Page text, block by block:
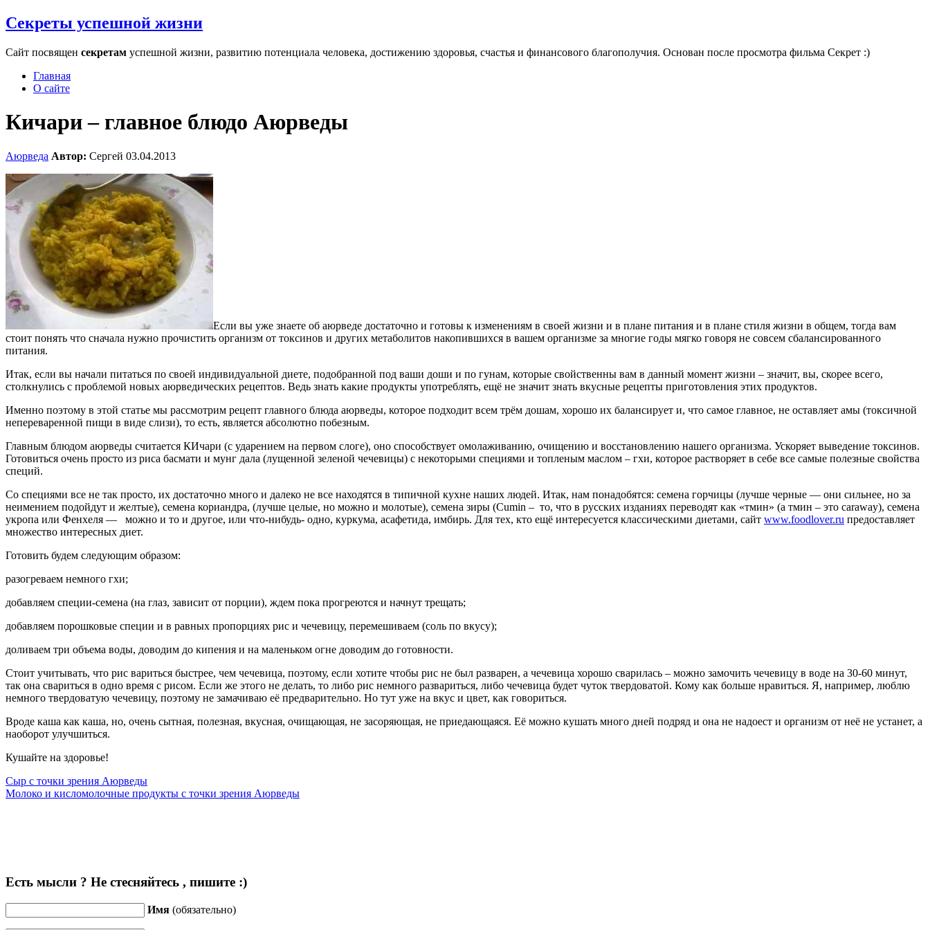
Секреты успешной жизни
Сайт посвящен секретам успешной жизни, развитию потенциала человека, достижению здоровья, счастья и финансового благополучия. Основан после просмотра фильма Секрет :)
Главная
О сайте
Кичари – главное блюдо Аюрведы
Аюрведа Автор: Сергей 03.04.2013
Если вы уже знаете об аюрведе достаточно и готовы к изменениям в своей жизни и в плане питания и в плане стиля жизни в общем, тогда вам
стоит понять что сначала нужно прочистить организм от токсинов и других метаболитов накопившихся в вашем организме за многие годы мягко говоря не совсем сбалансированного
питания.
Итак, если вы начали питаться по своей индивидуальной диете, подобранной под ваши доши и по гунам, которые свойственны вам в данный момент жизни – значит, вы, скорее всего,
столкнулись с проблемой новых аюрведических рецептов. Ведь знать какие продукты употреблять, ещё не значит знать вкусные рецепты приготовления этих продуктов.
Именно поэтому в этой статье мы рассмотрим рецепт главного блюда аюрведы, которое подходит всем трём дошам, хорошо их балансирует и, что самое главное, не оставляет амы (токсичной
непереваренной пищи в виде слизи), то есть, является абсолютно побезным.
Главным блюдом аюрведы считается КИчари (с ударением на первом слоге), оно способствует омолаживанию, очищению и восстановлению нашего организма. Ускоряет выведение токсинов.
Готовиться очень просто из риса басмати и мунг дала (лущенной зеленой чечевицы) с некоторыми специями и топленым маслом – гхи, которое растворяет в себе все самые полезные свойства
специй.
Со специями все не так просто, их достаточно много и далеко не все находятся в типичной кухне наших людей. Итак, нам понадобятся: семена горчицы (лучше черные — они сильнее, но за
неимением подойдут и желтые), семена кориандра, (лучше целые, но можно и молотые), семена зиры (Cumin – то, что в русских изданиях переводят как «тмин» (а тмин – это caraway), семена
укропа или Фенхеля — можно и то и другое, или что-нибудь- одно, куркума, асафетида, имбирь. Для тех, кто ещё интересуется классическими диетами, сайт www.foodlover.ru предоставляет
множество интересных диет.
Готовить будем следующим образом:
разогреваем немного гхи;
добавляем специи-семена (на глаз, зависит от порции), ждем пока прогреются и начнут трещать;
добавляем порошковые специи и в равных пропорциях рис и чечевицу, перемешиваем (соль по вкусу);
доливаем три объема воды, доводим до кипения и на маленьком огне доводим до готовности.
Стоит учитывать, что рис вариться быстрее, чем чечевица, поэтому, если хотите чтобы рис не был разварен, а чечевица хорошо сварилась – можно замочить чечевицу в воде на 30-60 минут,
так она свариться в одно время с рисом. Если же этого не делать, то либо рис немного развариться, либо чечевица будет чуток твердоватой. Кому как больше нравиться. Я, например, люблю
немного твердоватую чечевицу, поэтому не замачиваю её предварительно. Но тут уже на вкус и цвет, как говориться.
Вроде каша как каша, но, очень сытная, полезная, вкусная, очищающая, не засоряющая, не приедающаяся. Её можно кушать много дней подряд и она не надоест и организм от неё не устанет, а
наоборот улучшиться.
Кушайте на здоровье!
Сыр с точки зрения Аюрведы
Молоко и кисломолочные продукты с точки зрения Аюрведы
Есть мысли ? Не стесняйтесь , пишите :)
Имя (обязательно)